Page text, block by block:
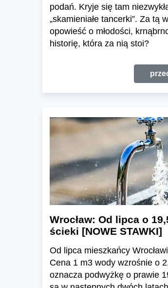
podań. Kryje się tam
„skamieniałe tancerki”. Za tą
opowieść o młodości,
historię, która za nią stoi?
Wrocław: Od lipca o
ścieki [NOWE STAWKI]
Od lipca mieszkańcy
Cena 1 m3 wody wzrośnie o
oznacza podwyżkę o prawie